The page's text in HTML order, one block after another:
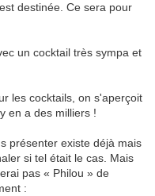
destinée. Ce sera pour
un cocktail très sympa et
les cocktails, on s'aperçoit
en a des milliers !
présenter existe déjà mais
si tel était le cas. Mais
pas « Philou » de
: